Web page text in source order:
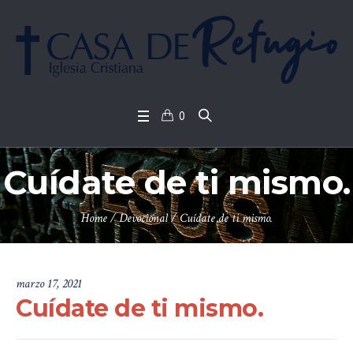
0
Cuídate de ti mismo.
Home /Devocional/Cuídate de ti mismo.
marzo 17, 2021
Cuídate de ti mismo.